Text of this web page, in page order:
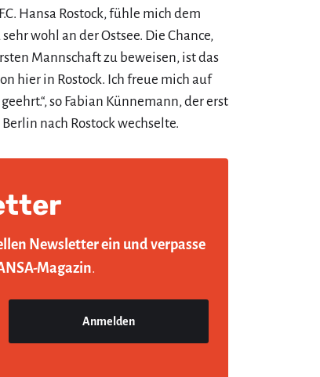
Hansa Rostock, fühle mich dem
wohl an der Ostsee. Die Chance,
Mannschaft zu beweisen, ist das
hier in Rostock. Ich freue mich auf
so Fabian Künnemann, der erst
nach Rostock wechselte.
Newsletter ein und verpasse
Magazin.